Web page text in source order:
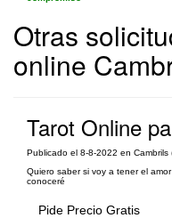
Otras
online
Tarot Online
Publicado el 8-8-2022 en Cambrils
Quiero saber si voy a tener el
conoceré
Pide Precio Gratis